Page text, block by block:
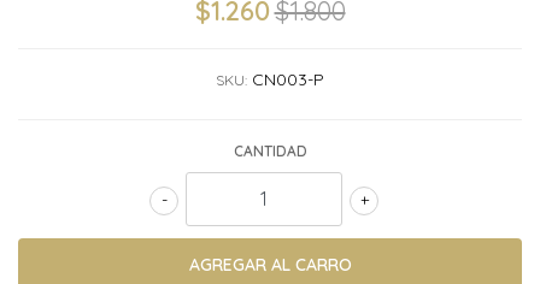
$1.260$1.800
SKU: CN003-P
CANTIDAD
+
-